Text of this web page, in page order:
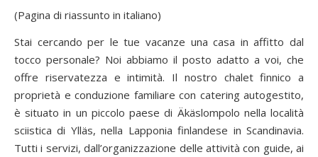
(Pagina di riassunto in italiano)
Stai cercando per le tue vacanze una casa in affitto dal
tocco personale? Noi abbiamo il posto adatto a voi, che
offre riservatezza e intimità. Il nostro chalet finnico a
proprietà e conduzione familiare con catering autogestito,
è situato in un piccolo paese di Äkäslompolo nella località
sciistica di Ylläs, nella Lapponia finlandese in Scandinavia.
Tutti i servizi, dall’organizzazione delle attività con guide, ai